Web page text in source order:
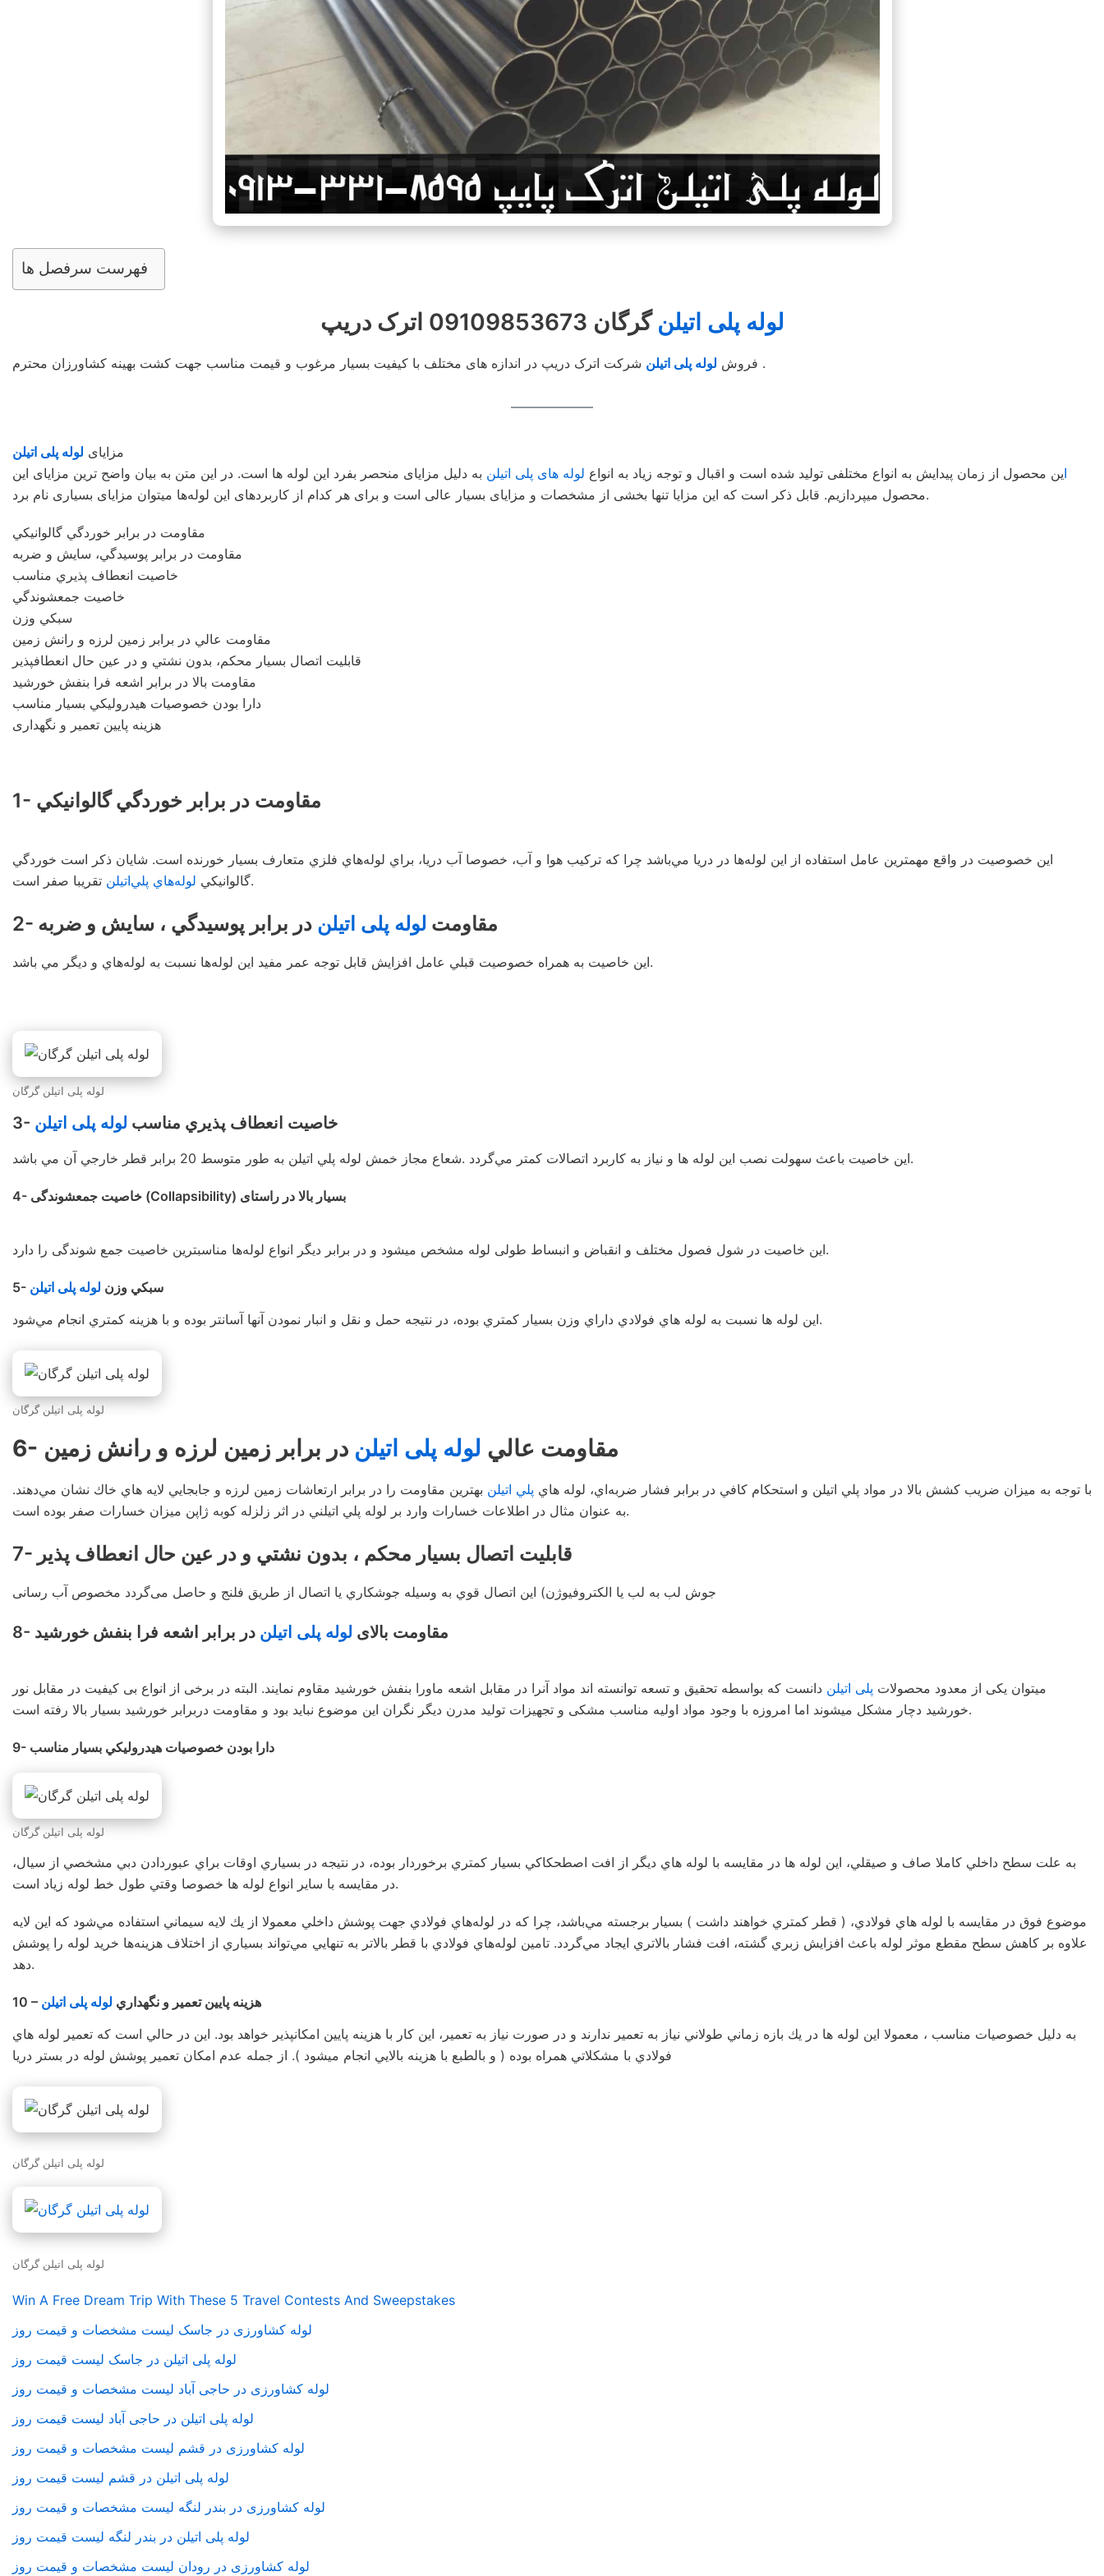
فهرست سرفصل ها
لوله پلی اتیلن گرگان 09109853673 اترک دریپ
فروش لوله پلی اتیلن شرکت اترک دریپ در اندازه های مختلف با کیفیت بسیار مرغوب و قیمت مناسب جهت کشت بهینه کشاورزان محترم .
مزايای لوله پلی اتيلن
این محصول از زمان پیدایش به انواع مختلفی تولید شده است و اقبال و توجه زیاد به انواع لوله‌ های پلی اتیلن به دلیل مزایای منحصر بفرد این لوله‌ ها است. در این متن به بیان واضح‌ ترین مزایای این
محصول میپردازیم. قابل ذکر است که این مزایا تنها بخشی از مشخصات و مزایای بسیار عالی است و برای هر کدام از کاربردهای این لوله‌ها میتوان مزایای بسیاری نام برد.
مقاومت در برابر خوردگي گالوانيكي
مقاومت در برابر پوسيدگي، سايش و ضربه
خاصيت انعطاف پذيري مناسب
خاصيت جمعشوندگي
سبكي وزن
مقاومت عالي در برابر زمين لرزه و رانش زمين
قابليت اتصال بسيار محكم، بدون نشتي و در عين حال انعطافپذير
مقاومت بالا در برابر اشعه فرا بنفش خورشيد
دارا بودن خصوصيات هيدروليكي بسيار مناسب
هزینه پایین تعمیر و نگهداری
1- مقاومت در برابر خوردگي گالوانيكي
اين خصوصيت در واقع مهمترين عامل استفاده از اين لوله‌ها در دريا مي‌باشد چرا كه تركيب هوا و آب، خصوصا آب دريا، براي لوله‌هاي فلزي متعارف بسيار خورنده است. شايان ذكر است خوردگي
گالوانيكي لوله‌هاي پلي‌اتيلن تقريبا صفر است.
2- مقاومت لوله پلی اتیلن در برابر پوسيدگي ، سايش و ضربه
اين خاصيت به همراه خصوصيت قبلي عامل افزايش قابل توجه عمر مفيد اين لوله‌ها نسبت به لوله‌هاي و ديگر مي‌ باشد.
لوله پلی اتیلن گرگان
3- خاصيت انعطاف پذيري مناسب لوله پلی اتیلن
اين خاصيت باعث سهولت نصب اين لوله ها و نياز به كاربرد اتصالات كمتر مي‌گردد .شعاع مجاز خمش لوله پلي اتيلن به طور متوسط 20 برابر قطر خارجي آن مي باشد.
4- خاصيت جمعشوندگی (Collapsibility) بسيار بالا در راستای
این خاصیت در شول فصول مختلف و انقباض و انبساط طولی لوله مشخص میشود و در برابر دیگر انواع لوله‌ها مناسبترین خاصیت جمع شوندگی را دارد.
5- سبكي وزن لوله پلی اتیلن
اين لوله ها نسبت به لوله هاي فولادي داراي وزن بسيار كمتري بوده، در نتيجه حمل و نقل و انبار نمودن آنها آسانتر بوده و با هزينه كمتري انجام مي‌شود.
لوله پلی اتیلن گرگان
6- مقاومت عالي لوله پلی اتیلن در برابر زمين لرزه و رانش زمين
با توجه به ميزان ضريب كشش بالا در مواد پلي اتيلن و استحكام كافي در برابر فشار ضربه‌اي، لوله هاي پلي اتيلن بهترين مقاومت را در برابر ارتعاشات زمين لرزه و جابجايي لايه هاي خاك نشان مي‌دهند.
به عنوان مثال در اطلاعات خسارات وارد بر لوله پلي اتيلني در اثر زلزله کوبه ژاپن میزان خسارات صفر بوده است.
7- قابليت اتصال بسيار محكم ، بدون نشتي و در عين حال انعطاف پذير
جوش لب به لب يا الكتروفيوژن) اين اتصال قوي به وسيله جوشكاري يا اتصال از طريق فلنج و حاصل می‌گردد مخصوص آب رسانی
8- مقاومت بالای لوله پلی اتیلن در برابر اشعه فرا بنفش خورشيد
میتوان یکی از معدود محصولات پلی اتیلن دانست که بواسطه تحقیق و تسعه توانسته‌ اند مواد آنرا در مقابل اشعه ماورا بنفش خورشید مقاوم نمایند. البته در برخی از انواع بی کیفیت در مقابل نور
خورشید دچار مشکل میشوند اما امروزه با وجود مواد اولیه مناسب مشکی و تجهیزات تولید مدرن دیگر نگران این موضوع نباید بود و مقاومت دربرابر خورشید بسیار بالا رفته است.
9- دارا بودن خصوصيات هيدروليكي بسيار مناسب
لوله پلی اتیلن گرگان
به علت سطح داخلي كاملا صاف و صيقلي، اين لوله ها در مقايسه با لوله هاي ديگر از افت اصطحكاكي بسيار كمتري برخوردار بوده، در نتيجه در بسياري اوقات براي عبوردادن دبي مشخصي از سيال،
در مقايسه با ساير انواع لوله ها خصوصا وقتي طول خط لوله زياد است.
موضوع فوق در مقايسه با لوله هاي فولادي، ( قطر كمتري خواهند داشت ) بسيار برجسته مي‌باشد، چرا كه در لوله‌هاي فولادي جهت پوشش داخلي معمولا از يك لايه سيماني استفاده مي‌شود كه اين لايه
علاوه بر كاهش سطح مقطع موثر لوله باعث افزايش زبري گشته، افت فشار بالاتري ايجاد مي‌گردد. تامين لوله‌هاي فولادي با قطر بالاتر به تنهايي مي‌تواند بسياري از اختلاف هزينه‌ها خريد لوله را پوشش
دهد.
10 – هزينه پايين تعمير و نگهداري لوله پلی اتیلن
به دليل خصوصيات مناسب ، معمولا اين لوله ها در يك بازه زماني طولاني نياز به تعمير ندارند و در صورت نياز به تعمير، اين كار با هزينه پايين امكانپذير خواهد بود. اين در حالي است كه تعمير لوله هاي
فولادي با مشكلاتي همراه بوده ( و بالطبع با هزينه بالايي انجام ميشود ). از جمله عدم امكان تعمير پوشش لوله در بستر دريا
لوله پلی اتیلن گرگان
لوله پلی اتیلن گرگان
Win A Free Dream Trip With These 5 Travel Contests And Sweepstakes
لوله کشاورزی در جاسک لیست مشخصات و قیمت روز
لوله پلی اتیلن در جاسک لیست قیمت روز
لوله کشاورزی در حاجی آباد لیست مشخصات و قیمت روز
لوله پلی اتیلن در حاجی آباد لیست قیمت روز
لوله کشاورزی در قشم لیست مشخصات و قیمت روز
لوله پلی اتیلن در قشم لیست قیمت روز
لوله کشاورزی در بندر لنگه لیست مشخصات و قیمت روز
لوله پلی اتیلن در بندر لنگه لیست قیمت روز
لوله کشاورزی در رودان لیست مشخصات و قیمت روز